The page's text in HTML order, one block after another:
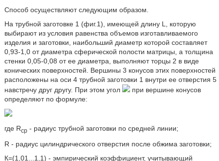
Способ осуществляют следующим образом.
На трубной заготовке 1 (фиг.1), имеющей длину L, которую
выбирают из условия равенства объемов изготавливаемого
изделия и заготовки, наибольший диаметр которой составляет
0,93-1,0 от диаметра сферической полости матрицы, а толщина
стенки 0,05-0,08 от ее диаметра, выполняют торцы 2 в виде
конических поверхностей. Вершины 3 конусов этих поверхностей
расположены на оси 4 трубной заготовки 1 внутри ее отверстия 5
навстречу друг другу. При этом угол
при вершине конусов
определяют по формуле:
где Rсp - радиус трубной заготовки по средней линии;
R - радиус цилиндрического отверстия после обжима заготовки;
К=(1,01...1,1) - эмпирический коэффициент, учитывающий